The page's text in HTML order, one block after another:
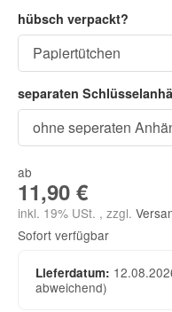
hübsch verpackt?
separaten
ab
11,90 €
inkl. 19% USt. , zzgl.
Sofort verfügbar
Lieferdatum:
abweichend)